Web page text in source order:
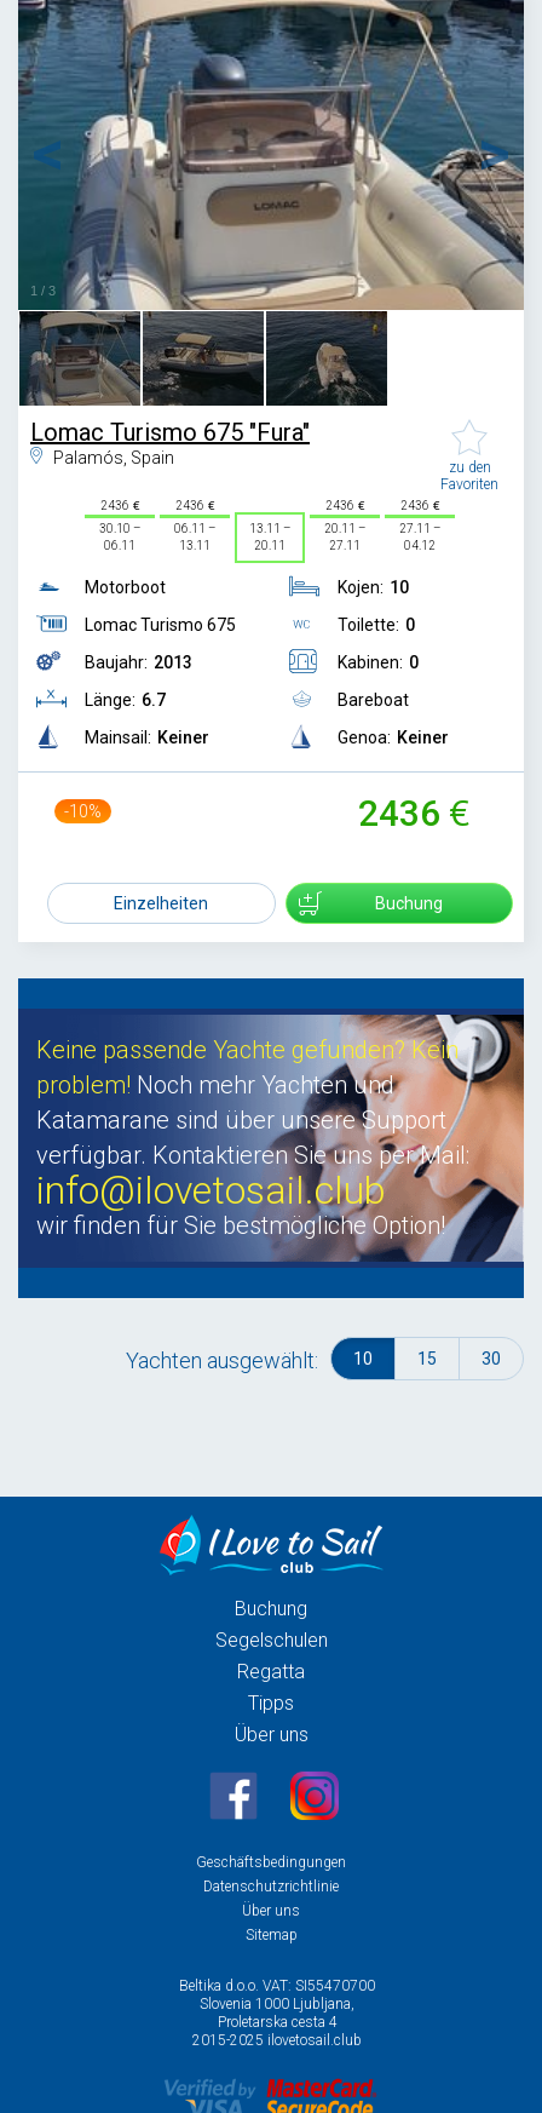
1 / 3
Lomac Turismo 675 "Fura"
Palamós, Spain
zu den
Favoriten
2436
30.10 –
06.11
2436
06.11 –
13.11
13.11 –
20.11
2436
20.11 –
27.11
2436
27.11 –
04.12
Motorboot
Lomac Turismo 675
Baujahr: 2013
Länge: 6.7
Mainsail: Keiner
Kojen: 10
Toilette: 0
Kabinen: 0
Bareboat
Genoa: Keiner
-10% 2436
Einzelheiten Buchung
Keine passende Yachte gefunden? Kein
problem! Noch mehr Yachten und
Katamarane sind über unsere Support
verfügbar. Kontaktieren Sie uns per Mail:
info@ilovetosail.club
wir finden für Sie bestmögliche Option!
Yachten ausgewählt: 10 15 30
Buchung
Segelschulen
Regatta
Tipps
Über uns
Geschäftsbedingungen
Datenschutzrichtlinie
Über uns
Sitemap
Beltika d.o.o. VAT: SI55470700
Slovenia 1000 Ljubljana,
Proletarska cesta 4
2015-2025 ilovetosail.club